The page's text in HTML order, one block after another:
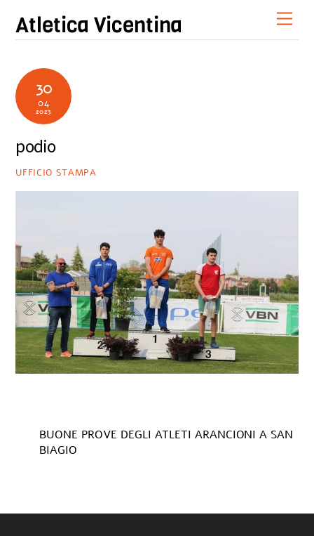
content
Atletica Vicentina
30
04
2023
podio
UFFICIO STAMPA
BUONE PROVE DEGLI ATLETI ARANCIONI A SAN
BIAGIO